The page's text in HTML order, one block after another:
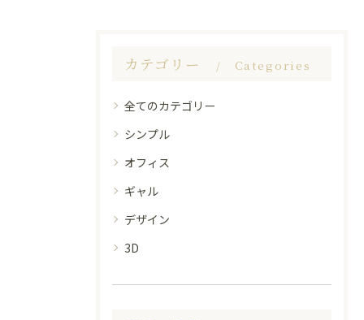
カテゴリー Categories
全てのカテゴリー
シンプル
オフィス
ギャル
デザイン
3D